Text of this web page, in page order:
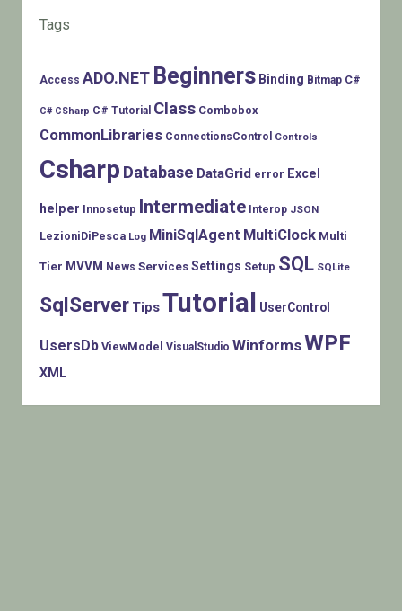
Tags
Access ADO.NET Beginners Binding Bitmap C#
C# CSharp C# Tutorial Class Combobox
CommonLibraries ConnectionsControl Controls
Csharp Database DataGrid error Excel
helper Innosetup Intermediate Interop JSON
LezioniDiPesca Log MiniSqlAgent MultiClock Multi
Tier MVVM News Services Settings Setup SQL SQLite
SqlServer TipsTutorial UserControl
UsersDb ViewModel VisualStudio WinformsWPF
XML